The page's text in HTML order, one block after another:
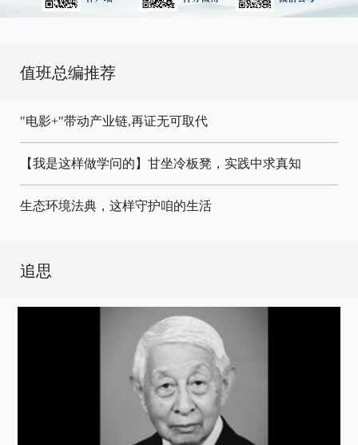
值班总编推荐
"电影+"带动产业链,再证无可取代
【我是这样做学问的】甘坐冷板凳，实践中求真知
生态环境法典，这样守护咱的生活
追思